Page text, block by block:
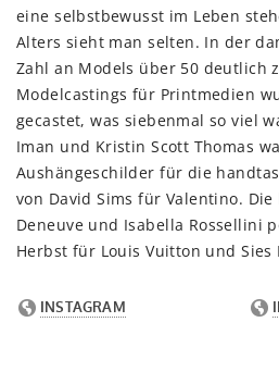
eine selbstbewusst im Leben
Alters sieht man selten. In der
Zahl an Models über 50 deutlich
Modelcastings für Printmedien
gecastet, was siebenmal so viel
Iman und Kristin Scott Thomas
Aushängeschilder für die
von David Sims für Valentino.
Deneuve und Isabella Rossellini
Herbst für Louis Vuitton und Sies